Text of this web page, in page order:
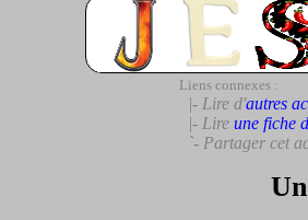
Liens connexes :
|- Lire d'autres
|- Lire une fiche
`- Partager cet